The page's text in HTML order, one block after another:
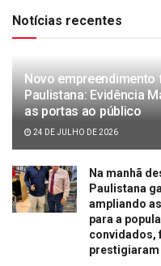
Notícias recentes
Novo
Paulistana: Evidência
as portas ao público
24 DE JULHO DE 2026
Na manhã
Paulistana
ampliando
para a
convidados,